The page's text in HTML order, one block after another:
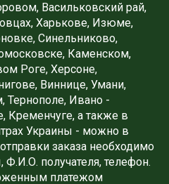
Васильковский рай,
Харькове, Изюме,
Синельниково,
Каменском,
Роге, Херсоне,
Виннице, Умани,
Тернополе, Ивано -
Кременчуге, а также в
Украины - можно в
заказа необходимо
Ф.И.О. получателя, телефон.
платежом